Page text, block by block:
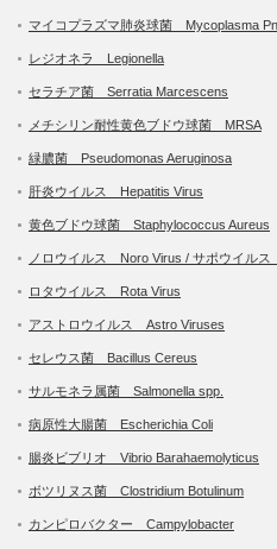
マイコプラズマ肺炎球菌 Mycoplasma
レジオネラ Legionella
セラチア菌 Serratia Marcescens
メチシリン耐性黄色ブドウ球菌 MRSA
緑膿菌 Pseudomonas Aeruginosa
肝炎ウイルス Hepatitis Virus
黄色ブドウ球菌 Staphylococcus Aureus
ノロウイルス Noro Virus / サポウイル
ロタウイルス Rota Virus
アストロウイルス Astro Viruses
セレウス菌 Bacillus Cereus
サルモネラ属菌 Salmonella spp.
病原性大腸菌 Escherichia Coli
腸炎ビブリオ Vibrio Barahaemolyticus
ボツリヌス菌 Clostridium Botulinum
カンピロバクター Campylobacter